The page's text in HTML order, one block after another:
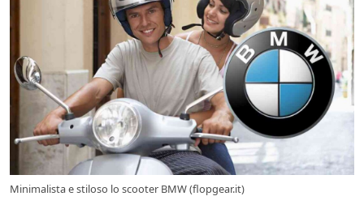
Minimalista e stiloso lo scooter BMW (flopgear.it)